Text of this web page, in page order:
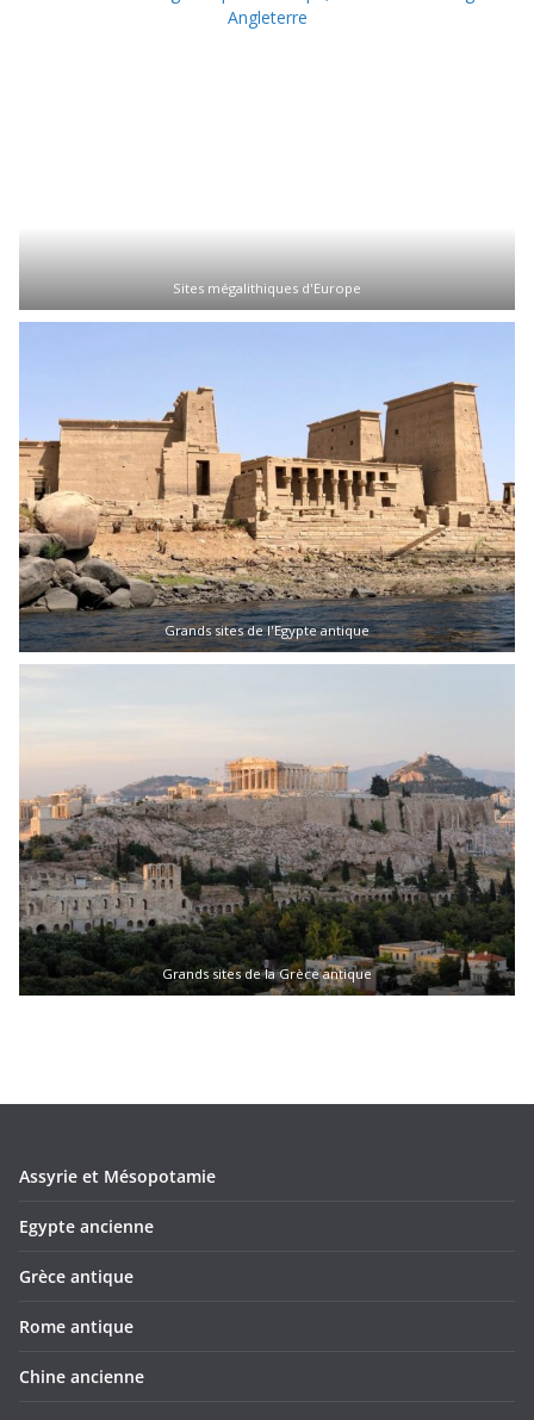
Sites mégalithiques d'Europe
Grands sites de l'Egypte antique
Grands sites de la Grèce antique
Assyrie et Mésopotamie
Egypte ancienne
Grèce antique
Rome antique
Chine ancienne